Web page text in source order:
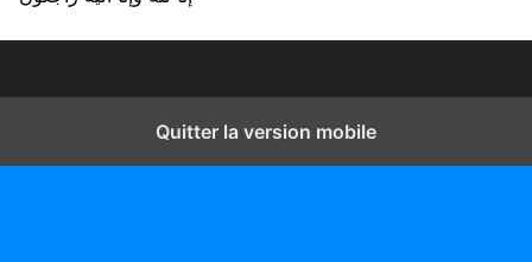
Quitter la version mobile